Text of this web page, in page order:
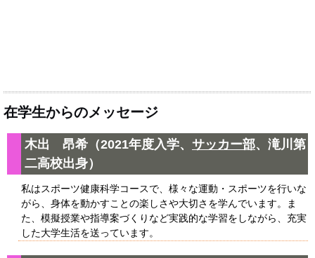
在学生からのメッセージ
木出 昂希（2021年度入学、 サッカー部、滝川第
二高校出身）
私はスポーツ健康科学コースで、様々な運動・スポーツを行いな
がら、身体を動かすことの楽しさや大切さを学んでいます。ま
た、模擬授業や指導案づくりなど実践的な学習をしながら、充実
した大学生活を送っています。